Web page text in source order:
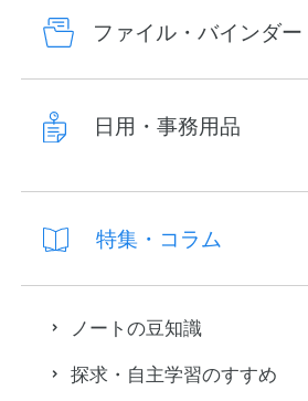
ファイル・バインダー
日用・事務用品
特集・コラム
ノートの豆知識
探求・自主学習のすすめ